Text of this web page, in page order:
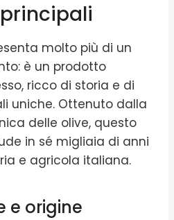
molto più di un
è un prodotto
ricco di storia e di
uniche. Ottenuto dalla
delle olive, questo
in sé migliaia di anni
e agricola italiana.
e origine